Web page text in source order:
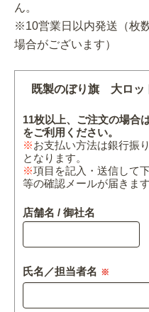
ん。
※10営業日以内発送（枚
場合がございます）